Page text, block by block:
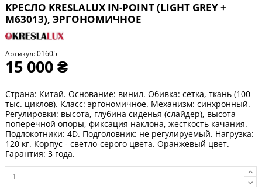
КРЕСЛО KRESLALUX IN-POINT (LIGHT GREY +
M63013), ЭРГОНОМИЧНОЕ
Артикул:01605
15 000 ₴
Страна: Китай. Основание: винил. Обивка: сетка, ткань (100
тыс. циклов). Класс: эргономичное. Механизм: синхронный.
Регулировки: высота, глубина сиденья (cлайдер), высота
поперечной опоры, фиксация наклона, жесткость качания.
Подлокотники: 4D. Подголовник: не регулируемый. Нагрузка:
120 кг. Корпус - светло-серого цвета. Оранжевый цвет.
Гарантия: 3 года.